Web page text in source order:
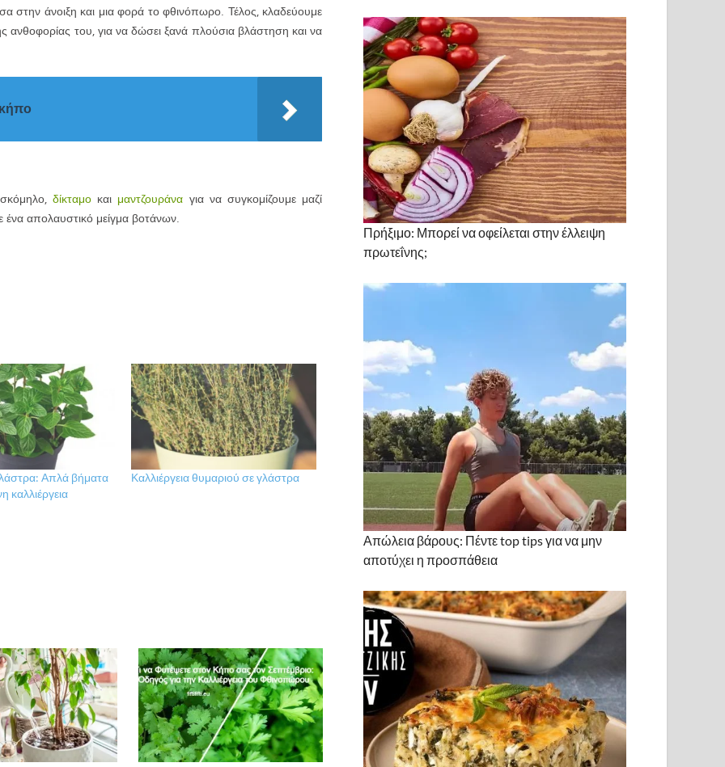
στην άνοιξη και μια φορά το φθινόπωρο. Τέλος, κλαδεύουμε
του, για να δώσει ξανά πλούσια βλάστηση και να
δίκταμο και μαντζουράνα για να συγκομίζουμε μαζί
ένα απολαυστικό μείγμα βοτάνων.
Απλά βήματα
καλλιέργεια
Καλλιέργεια θυμαριού σε γλάστρα
Πρήξιμο: Μπορεί να οφείλεται στην έλλειψη
πρωτεΐνης;
Απώλεια βάρους: Πέντε top tips για να μην
αποτύχει η προσπάθεια